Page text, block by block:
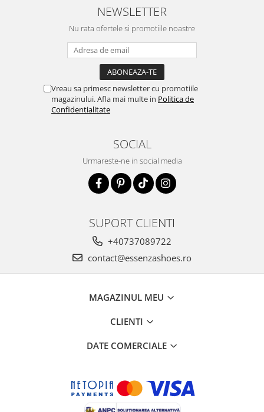
NEWSLETTER
Nu rata ofertele si promotiile noastre
Vreau sa primesc newsletter cu promotiile
magazinului. Afla mai multe in Politica de
Confidentialitate
SOCIAL
Urmareste-ne in social media
SUPORT CLIENTI
+40737089722
contact@essenzashoes.ro
MAGAZINUL MEU
CLIENTI
DATE COMERCIALE